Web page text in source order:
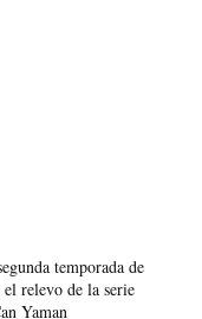
temporada de
el relevo de la serie
Yaman